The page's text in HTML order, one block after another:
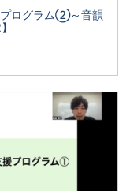
プログラム②～音韻